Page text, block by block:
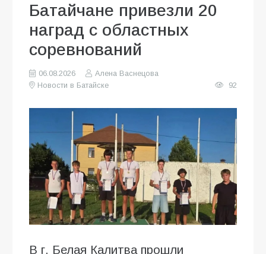
Батайчане привезли 20
наград с областных
соревнований
06.08.2026
Алена Васнецова
Новости в Батайске
92
В г. Белая Калитва прошли